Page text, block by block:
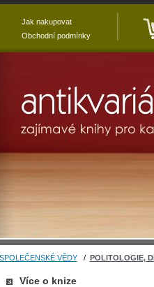
SPOLEČENSKÉ VĚDY/ POLITOLOGIE,
Více o knize
Jak nakupovat
Obchodní podmínky